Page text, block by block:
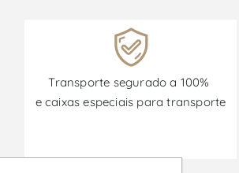
Transporte segurado a 100%
e caixas especiais para transporte